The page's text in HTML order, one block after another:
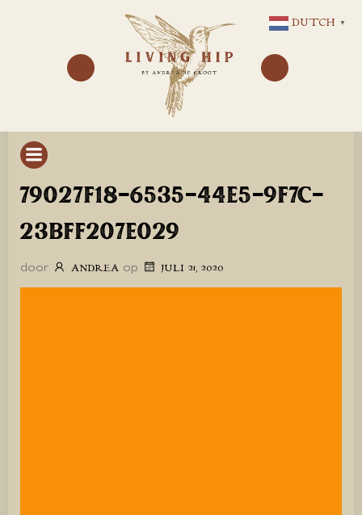
NAAR
DE
INHOUD
79027F18-6535-44E5-9F7C-
23BFF207E029
door ANDREA op JULI 21, 2020
DUTCH ▼